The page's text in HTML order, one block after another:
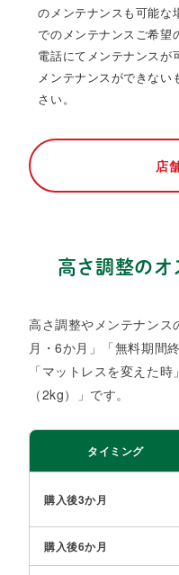
のメンテナンスも可能な
でのメンテナンスご希望
電話にてメンテナンスが
メンテナンスができな
さい。​
店
高さ調整のオ
高さ調整やメンテナン
月・6か月」「無料期間
「マットレスを変えた
（2kg）」です。​
タイミング
購入後3か月​
購入後6か月​